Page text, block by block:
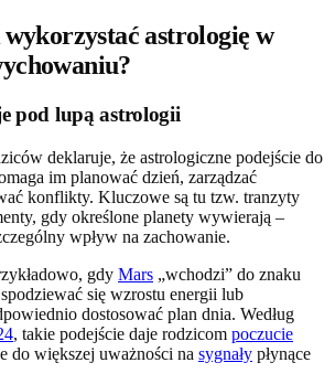
astrologię w
pod lupą astrologii
deklaruje, że astrologiczne podejście do
im planować dzień, zarządzać
konflikty. Kluczowe są tu tzw. tranzyty
gdy określone planety wywierają –
wpływ na zachowanie.
gdy Mars „wchodzi” do znaku
się wzrostu energii lub
dostosować plan dnia. Według
, takie podejście daje rodzicom poczucie
do większej uważności na sygnały płynące